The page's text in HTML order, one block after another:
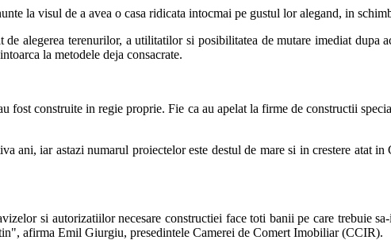
la visul de a avea o casa ridicata intocmai pe gustul lor alegand, in
alegerea terenurilor, a utilitatilor si posibilitatea de mutare imediat
la metodele deja consacrate.
fost construite in regie proprie. Fie ca au apelat la firme de constructii
ani, iar astazi numarul proiectelor este destul de mare si in crestere atat
si autorizatiilor necesare constructiei face toti banii pe care trebuie
afirma Emil Giurgiu, presedintele Camerei de Comert Imobiliar (CCIR).